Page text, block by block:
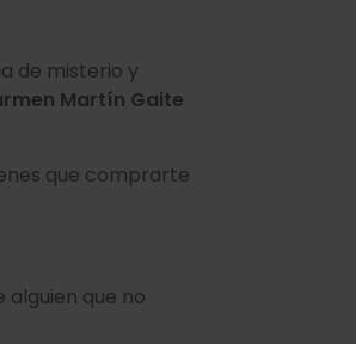
de misterio y
Martín Gaite
que comprarte
que no